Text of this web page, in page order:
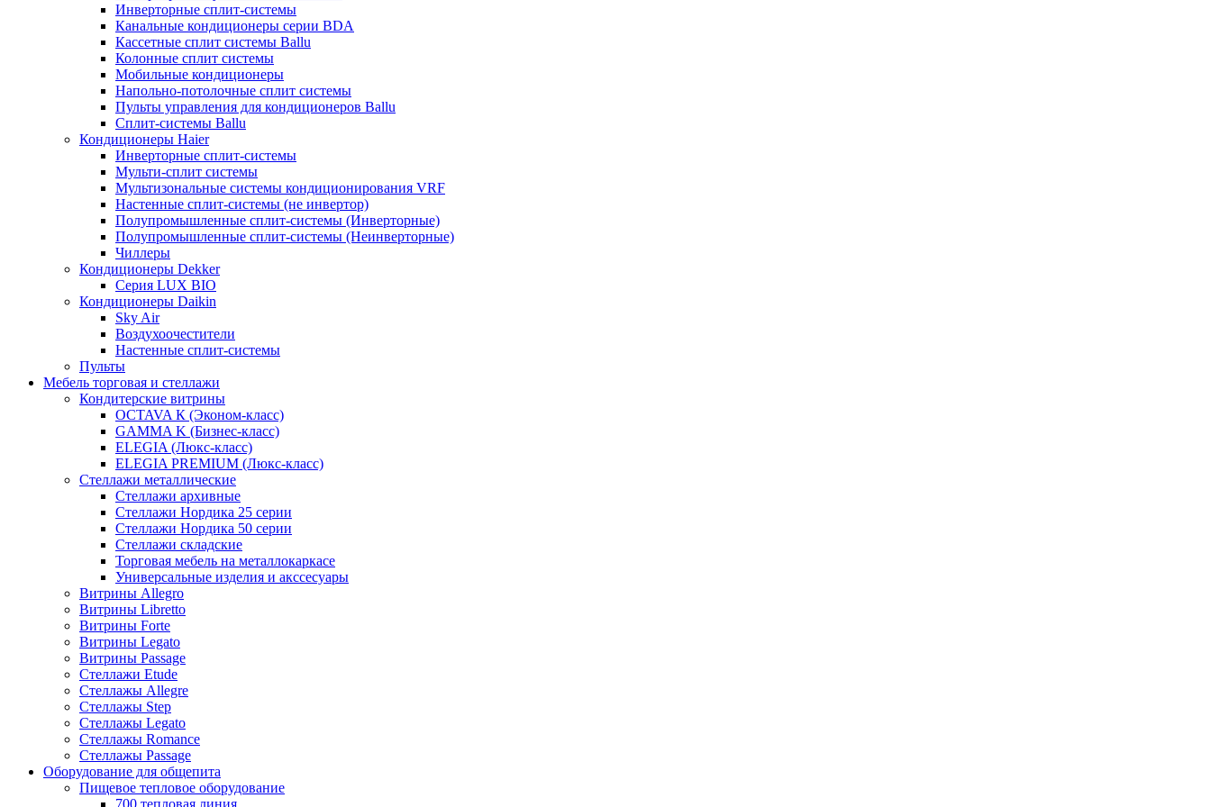
Инверторные сплит-системы
Канальные кондиционеры серии BDA
Кассетные сплит системы Ballu
Колонные сплит системы
Мобильные кондиционеры
Напольно-потолочные сплит системы
Пульты управления для кондиционеров Ballu
Сплит-системы Ballu
Кондиционеры Haier
Инверторные сплит-системы
Мульти-сплит системы
Мультизональные системы кондиционирования VRF
Настенные сплит-системы (не инвертор)
Полупромышленные сплит-системы (Инверторные)
Полупромышленные сплит-системы (Неинверторные)
Чиллеры
Кондиционеры Dekker
Серия LUX BIO
Кондиционеры Daikin
Sky Air
Воздухоочестители
Настенные сплит-системы
Пульты
Мебель торговая и стеллажи
Кондитерские витрины
OCTAVA К (Эконом-класс)
GAMMA K (Бизнес-класс)
ELEGIA (Люкс-класс)
ELEGIA PREMIUM (Люкс-класс)
Стеллажи металлические
Стеллажи архивные
Стеллажи Нордика 25 серии
Стеллажи Нордика 50 серии
Стеллажи складские
Торговая мебель на металлокаркасе
Универсальные изделия и акссесуары
Витрины Allegro
Витрины Libretto
Витрины Forte
Витрины Legato
Витрины Passage
Стеллажи Etude
Стеллажы Allegre
Стеллажы Step
Стеллажы Legato
Стеллажы Romance
Стеллажы Passage
Оборудование для общепита
Пищевое тепловое оборудование
700 тепловая линия